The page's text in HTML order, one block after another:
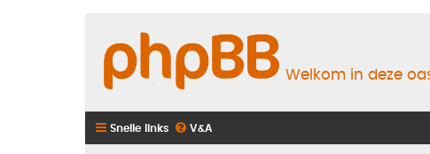
Welkom in deze
Snelle links V&A